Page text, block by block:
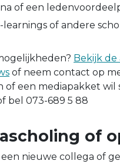
of een
learnings of andere
Bekijk
of neem contact op
of een mediapakket wil
bel 073-689 5 88
of
nieuwe collega of